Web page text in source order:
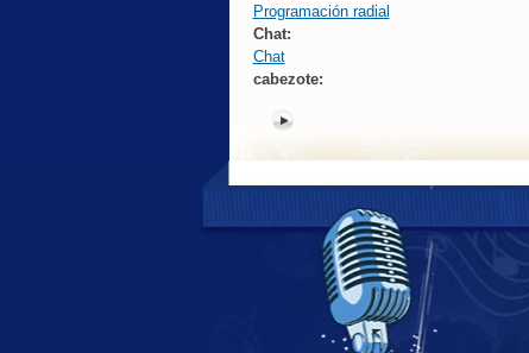
Programación radial
Chat:
Chat
cabezote: